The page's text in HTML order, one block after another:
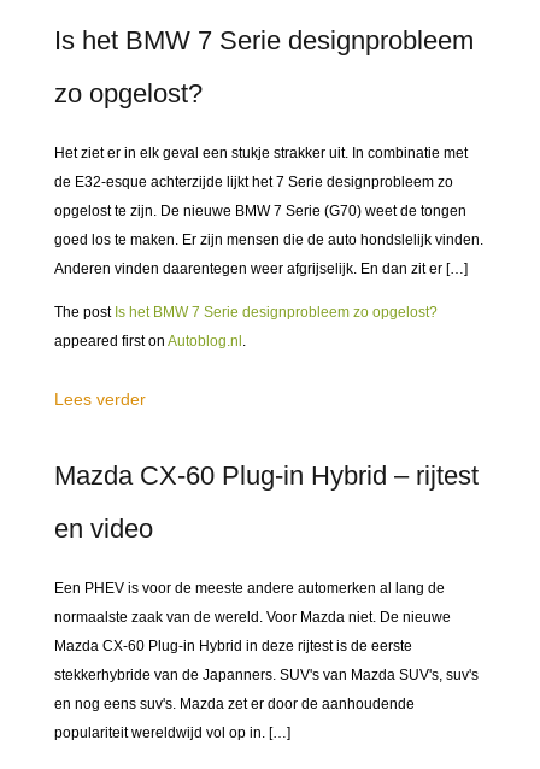
Is het BMW 7 Serie designprobleem
zo opgelost?
Het ziet er in elk geval een stukje strakker uit. In combinatie met
de E32-esque achterzijde lijkt het 7 Serie designprobleem zo
opgelost te zijn. De nieuwe BMW 7 Serie (G70) weet de tongen
goed los te maken. Er zijn mensen die de auto hondslelijk vinden.
Anderen vinden daarentegen weer afgrijselijk. En dan zit er […]
The post Is het BMW 7 Serie designprobleem zo opgelost?
appeared first on Autoblog.nl .
Lees verder
Mazda CX-60 Plug-in Hybrid – rijtest
en video
Een PHEV is voor de meeste andere automerken al lang de
normaalste zaak van de wereld. Voor Mazda niet. De nieuwe
Mazda CX-60 Plug-in Hybrid in deze rijtest is de eerste
stekkerhybride van de Japanners. SUV's van Mazda SUV's, suv's
en nog eens suv's. Mazda zet er door de aanhoudende
populariteit wereldwijd vol op in. […]